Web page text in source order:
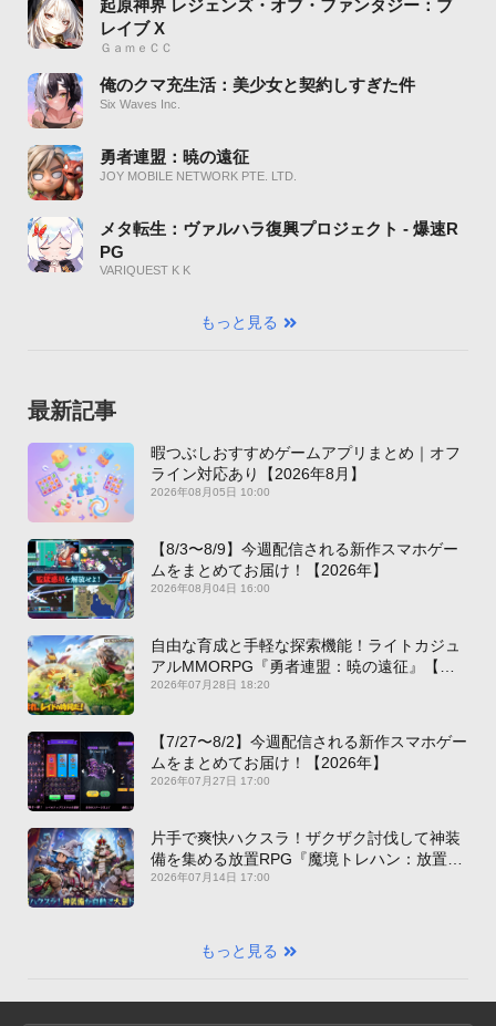
起原神界 レジェンズ・オブ・ファンタジー：ブ
レイブ X
ＧａｍｅＣＣ
俺のクマ充生活：美少女と契約しすぎた件
Six Waves Inc.
勇者連盟：暁の遠征
JOY MOBILE NETWORK PTE. LTD.
メタ転生：ヴァルハラ復興プロジェクト - 爆速R
PG
VARIQUEST K K
もっと見る
最新記事
暇つぶしおすすめゲームアプリまとめ｜オフ
ライン対応あり【2026年8月】
2026年08月05日 10:00
【8/3〜8/9】今週配信される新作スマホゲー
ムをまとめてお届け！【2026年】
2026年08月04日 16:00
自由な育成と手軽な探索機能！ライトカジュ
アルMMORPG『勇者連盟：暁の遠征』【最
新作PICKUP】
2026年07月28日 18:20
【7/27〜8/2】今週配信される新作スマホゲー
ムをまとめてお届け！【2026年】
2026年07月27日 17:00
片手で爽快ハクスラ！ザクザク討伐して神装
備を集める放置RPG『魔境トレハン：放置で
神装備』【最新作PICKUP】
2026年07月14日 17:00
もっと見る